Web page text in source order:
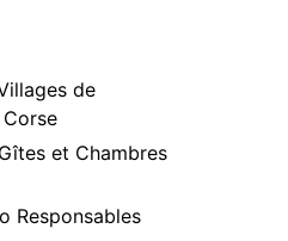
de
et Chambres
Responsables